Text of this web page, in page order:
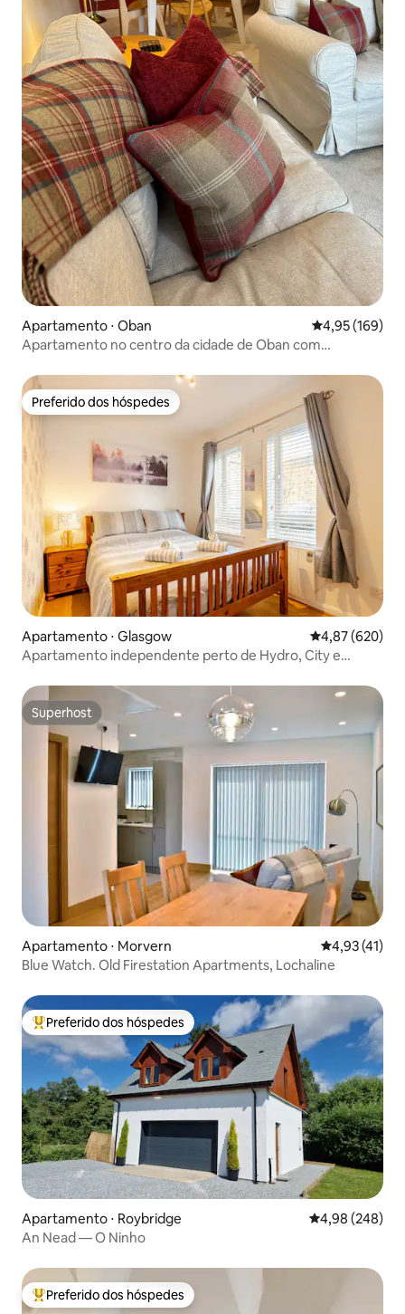
Apartamento ⋅ Oban 4,95 de uma
4,95 (169)
Apartamento no centro da cidade de Oban com
Preferido dos hóspedes
Preferido dos hóspedes
Apartamento ⋅ Glasgow 4,87 de uma
4,87 (620)
Apartamento independente perto de Hydro, City e
Superhost
Superhost
Apartamento ⋅ Morvern 4,93 de uma
4,93 (41)
Blue Watch. Old Firestation Apartments, Lochaline
Entre os melhores preferidos dos hóspedes
Preferido dos hóspedes
Apartamento ⋅ Roybridge 4,98 de uma
4,98 (248)
An Nead — O Ninho
Entre os melhores preferidos dos hóspedes
Preferido dos hóspedes